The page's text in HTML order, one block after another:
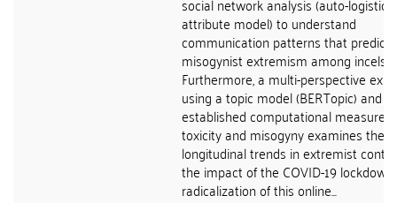
attribute model) to understand
communication patterns that predict
misogynist extremism among incels.
Furthermore, a multi-perspective
using a topic model (BERTopic) and
established computational measures
toxicity and misogyny examines the
longitudinal trends in extremist
the impact of the COVID-19
radicalization of this online...